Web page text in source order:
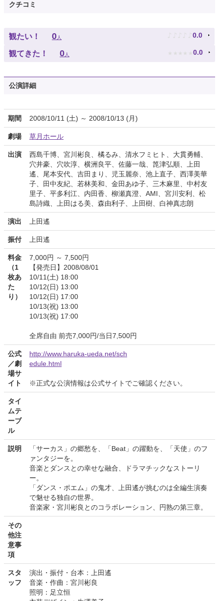
クチコミ
観たい！ 0人 ♪ ♪ ♪ ♪ ♪ 0.0
観てきた！ 0人 ★ ★ ★ ★ ★ 0.0
公演詳細
期間 2008/10/11 (土) ～ 2008/10/13 (月)
劇場 草月ホール
出演
西島千博、宮川彬良、橘るみ、清水フミヒト、大貫勇輔、
穴井豪、穴吹淳、横洲良平、佐藤一哉、箆津弘順、上田
遙、尾本安代、吉田まり、児玉麗奈、池上直子、西澤美華
子、田中友紀、若林美和、金田あゆ子、三木麻里、中村友
里子、平多利江、内田香、柳瀬真澄、AMI、宮川安利、松
島詩織、上田はる美、森由利子、上田樹、白神真志朗
演出 上田遙
振付 上田遙
料金
（1
枚あ
た
り）
7,000円 ～ 7,500円
【発売日】2008/08/01
10/11(土) 18:00
10/12(日) 13:00
10/12(日) 17:00
10/13(祝) 13:00
10/13(祝) 17:00
全席自由 前売7,000円/当日7,500円
公式
／劇
場サ
イト
http://www.haruka-ueda.net/sch
edule.html
※正式な公演情報は公式サイトでご確認ください。
タイ
ムテ
ーブ
ル
説明
「サーカス」の郷愁を、「Beat」の躍動を、「天使」のフ
ァンタジーを。
音楽とダンスとの幸せな融合、ドラマチックなストーリ
ー。
「ダンス・ポエム」の鬼才、上田遙が挑むのは全編生演奏
で魅せる独自の世界。
音楽家・宮川彬良とのコラボレーション、円熟の第三章。
その
他注
意事
項
スタ
ッフ
演出・振付・台本：上田遙
音楽・作曲：宮川彬良
照明：足立恒